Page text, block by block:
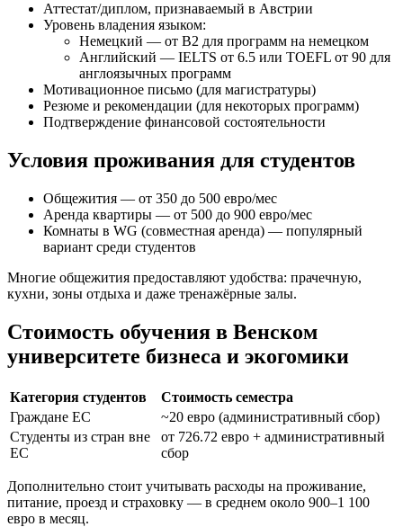
Аттестат/диплом, признаваемый в Австрии
Уровень владения языком:
Немецкий — от B2 для программ на немецком
Английский — IELTS от 6.5 или TOEFL от 90 для
англоязычных программ
Мотивационное письмо (для магистратуры)
Резюме и рекомендации (для некоторых программ)
Подтверждение финансовой состоятельности
Условия проживания для студентов
Общежития — от 350 до 500 евро/мес
Аренда квартиры — от 500 до 900 евро/мес
Комнаты в WG (совместная аренда) — популярный
вариант среди студентов
Многие общежития предоставляют удобства: прачечную,
кухни, зоны отдыха и даже тренажёрные залы.
Стоимость обучения в Венском
университете бизнеса и экогомики
Категория студентов
Стоимость семестра
Граждане ЕС
~20 евро (административный сбор)
Студенты из стран вне
ЕС
от 726.72 евро + административный
сбор
Дополнительно стоит учитывать расходы на проживание,
питание, проезд и страховку — в среднем около 900–1 100
евро в месяц.